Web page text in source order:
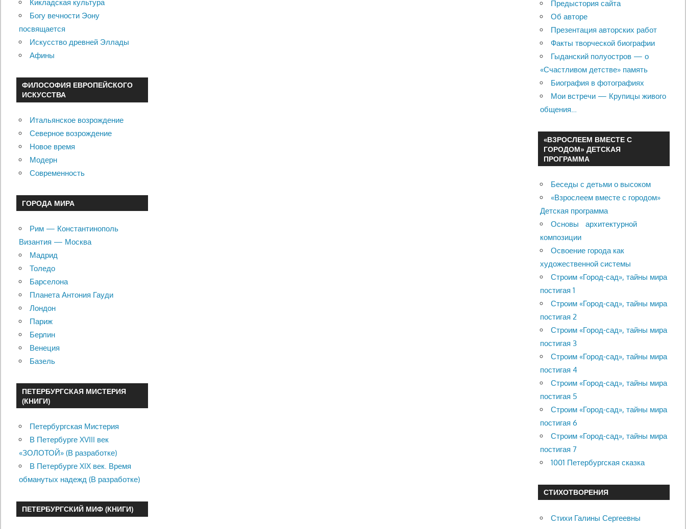
Кикладская культура
Богу вечности Эону
посвящается
Искусство древней Эллады
Афины
ФИЛОСОФИЯ ЕВРОПЕЙСКОГО
ИСКУССТВА
Итальянское возрождение
Северное возрождение
Новое время
Модерн
Современность
ГОРОДА МИРА
Рим — Константинополь
Византия — Москва
Мадрид
Толедо
Барселона
Планета Антония Гауди
Лондон
Париж
Берлин
Венеция
Базель
ПЕТЕРБУРГСКАЯ МИСТЕРИЯ
(КНИГИ)
Петербургская Мистерия
В Петербурге XVIII век
«ЗОЛОТОЙ» (В разработке)
В Петербурге XIX век. Время
обманутых надежд (В разработке)
ПЕТЕРБУРГСКИЙ МИФ (КНИГИ)
Предыстория сайта
Об авторе
Презентация авторских работ
Факты творческой биографии
Гыданский полуостров — о
«Счастливом детстве» память
Биография в фотографиях
Мои встречи — Крупицы живого
общения…
«ВЗРОСЛЕЕМ ВМЕСТЕ С
ГОРОДОМ» ДЕТСКАЯ
ПРОГРАММА
Беседы с детьми о высоком
«Взрослеем вместе с городом»
Детская программа
Основы архитектурной
композиции
Освоение города как
художественной системы
Строим «Город-сад», тайны мира
постигая 1
Строим «Город-сад», тайны мира
постигая 2
Строим «Город-сад», тайны мира
постигая 3
Строим «Город-сад», тайны мира
постигая 4
Строим «Город-сад», тайны мира
постигая 5
Строим «Город-сад», тайны мира
постигая 6
Строим «Город-сад», тайны мира
постигая 7
1001 Петербургская сказка
СТИХОТВОРЕНИЯ
Стихи Галины Сергеевны